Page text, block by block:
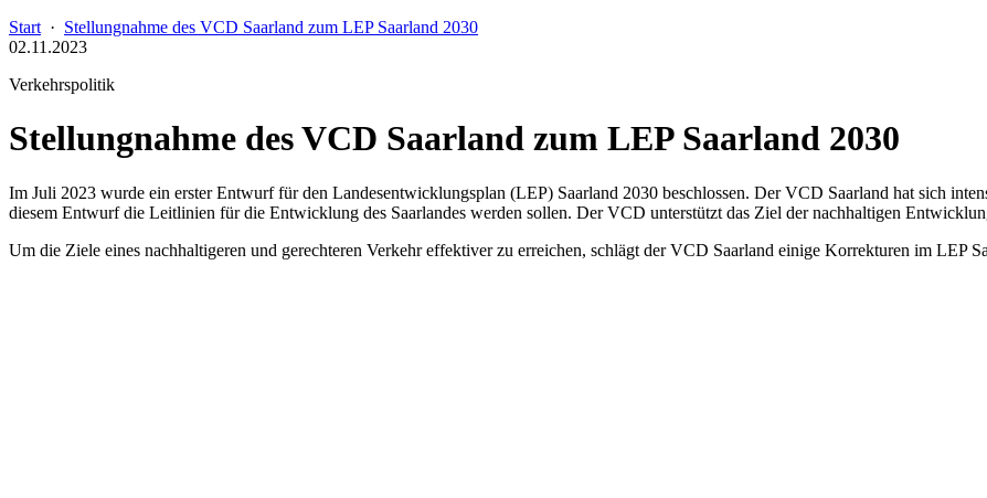
Start · Stellungnahme des VCD Saarland zum LEP Saarland 2030
02.11.2023
Verkehrspolitik
Stellungnahme des VCD Saarland zum LEP Saarland 2030
Im Juli 2023 wurde ein erster Entwurf für den Landesentwicklungsplan (LEP) Saarland 2030 beschlossen. Der VCD Saarland hat sich
diesem Entwurf die Leitlinien für die Entwicklung des Saarlandes werden sollen. Der VCD unterstützt das Ziel der nachhaltigen
Um die Ziele eines nachhaltigeren und gerechteren Verkehr effektiver zu erreichen, schlägt der VCD Saarland einige Korrekturen im LEP